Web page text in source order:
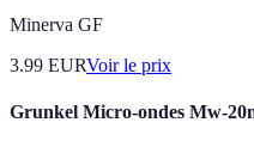
Minerva GF
3.99 EURVoir le prix
Grunkel Micro-ondes Mw-